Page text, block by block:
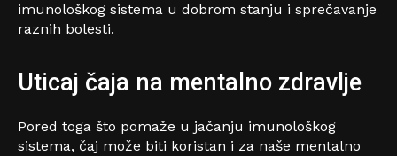
imunološkog sistema u dobrom stanju i sprečavanje
raznih bolesti.
Uticaj čaja na mentalno zdravlje
Pored toga što pomaže u jačanju imunološkog
sistema, čaj može biti koristan i za naše mentalno